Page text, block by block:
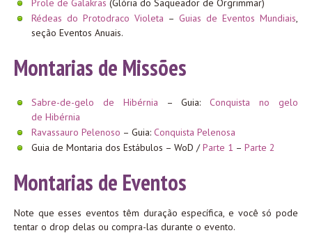
Prole de Galakras (Glória do Saqueador de Orgrimmar)
Rédeas do Protodraco Violeta – Guias de Eventos Mundiais,
seção Eventos Anuais.
Montarias de Missões
Sabre-de-gelo de Hibérnia – Guia:Conquista no gelo
de Hibérnia
Ravassauro Pelenoso – Guia: Conquista Pelenosa
Guia de Montaria dos Estábulos – WoD /Parte 1 – Parte 2
Montarias de Eventos
Note que esses eventos têm duração específica, e você só pode
tentar o drop delas ou compra-las durante o evento.